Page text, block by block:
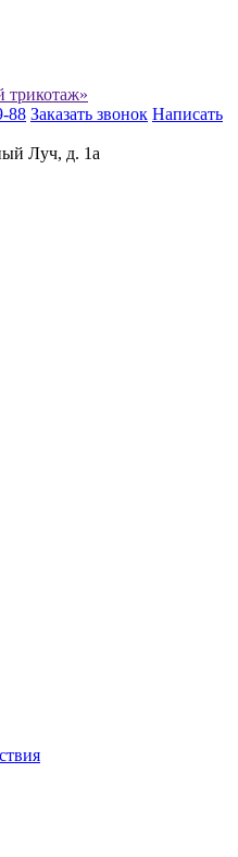
88 Заказать звонок Написать
Луч, д. 1а